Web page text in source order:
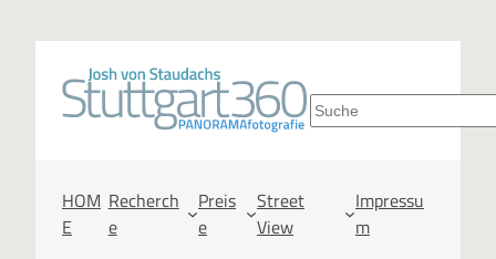
Zum
Inhalt
springen
S
HOM
E
Recherch
e
Preis
e
Street
View
Impressu
m